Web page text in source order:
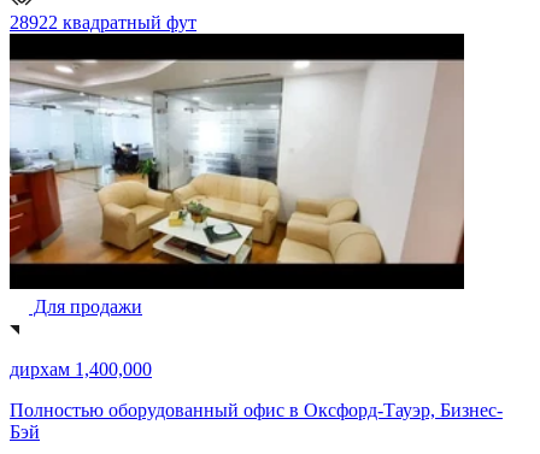
28922 квадратный фут
Для продажи
дирхам 1,400,000
Полностью оборудованный офис в Оксфорд-Тауэр, Бизнес-
Бэй